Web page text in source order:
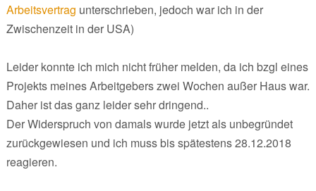
Arbeitsvertrag unterschrieben, jedoch war ich in der
Zwischenzeit in der USA)
Leider konnte ich mich nicht früher melden, da ich bzgl eines
Projekts meines Arbeitgebers zwei Wochen außer Haus war.
Daher ist das ganz leider sehr dringend..
Der Widerspruch von damals wurde jetzt als unbegründet
zurückgewiesen und ich muss bis spätestens 28.12.2018
reagieren.